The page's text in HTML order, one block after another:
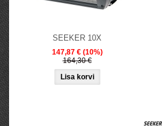
SEEKER 10X
147,87 € (10%)
164,30 €